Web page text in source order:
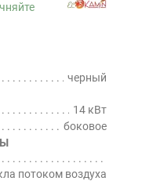
черный
14 кВт
боковое
потоком воздуха